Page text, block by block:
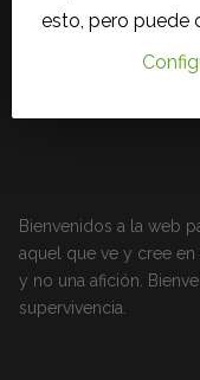
Bienvenidos a la web
aquel que ve y cree
y no una afición.
supervivencia.
esto, pero puede